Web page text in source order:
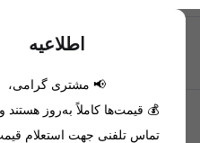
اطلاعیه
📢 مشتری گرامی،
💰 قیمت‌ها کاملاً به‌روز هستند
تماس تلفنی جهت استعلام
تحویل اکسپرس(با هماهنگی)
اطلاعات تماس